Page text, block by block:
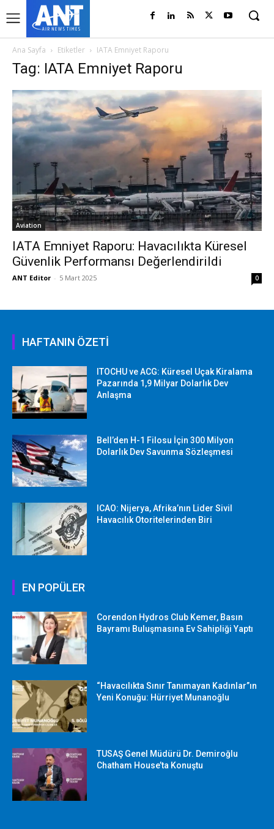
Ana Sayfa Etiketler IATA Emniyet Raporu
Tag: IATA Emniyet Raporu
Aviation
IATA Emniyet Raporu: Havacılıkta Küresel
Güvenlik Performansı Değerlendirildi
ANT Editor - 5 Mart 2025 0
HAFTANIN ÖZETİ
ITOCHU ve ACG: Küresel Uçak Kiralama
Pazarında 1,9 Milyar Dolarlık Dev
Anlaşma
Bell’den H-1 Filosu İçin 300 Milyon
Dolarlık Dev Savunma Sözleşmesi
ICAO: Nijerya, Afrika’nın Lider Sivil
Havacılık Otoritelerinden Biri
EN POPÜLER
Corendon Hydros Club Kemer, Basın
Bayramı Buluşmasına Ev Sahipliği Yaptı
“Havacılıkta Sınır Tanımayan Kadınlar”ın
Yeni Konuğu: Hürriyet Munanoğlu
TUSAŞ Genel Müdürü Dr. Demiroğlu
Chatham House’ta Konuştu